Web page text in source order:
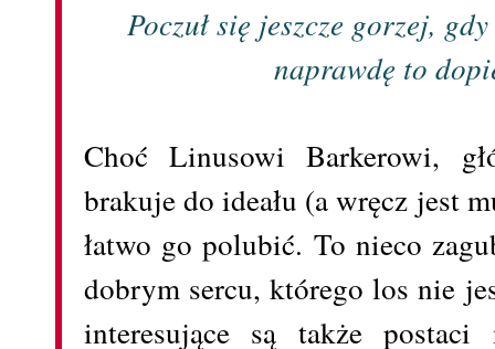
Poczuł się jeszcze gorzej,
naprawdę to
Choć Linusowi Barkerowi,
brakuje do ideału (a wręcz jest
łatwo go polubić. To nieco
dobrym sercu, którego los nie
interesujące są także